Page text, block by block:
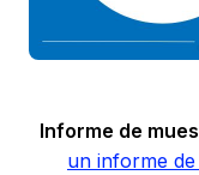
Informe de
un informe